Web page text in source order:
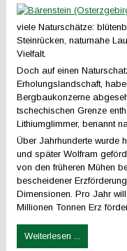
viele Naturschätze:
Steinrücken, naturnahe
Vielfalt.
Doch auf einen
Erholungslandschaft,
Bergbaukonzerne
tschechischen Grenze
Lithiumglimmer, benannt
Über Jahrhunderte wurde
und später Wolfram
von den früheren Mühen
bescheidener
Dimensionen. Pro Jahr
Millionen Tonnen Erz
Weiterlesen ...